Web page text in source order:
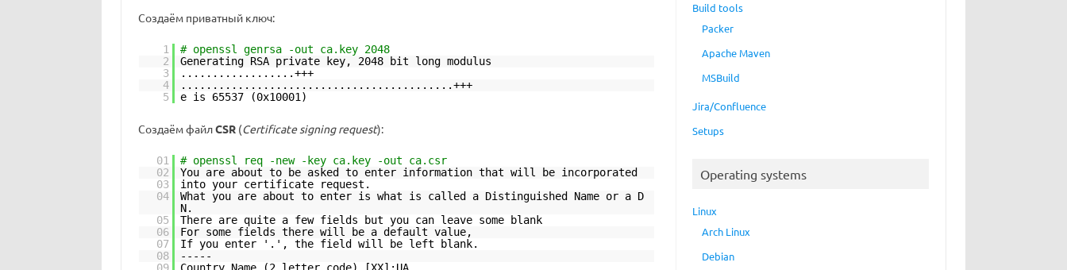
Создаём приватный ключ:
1
# openssl genrsa -out ca.key 2048
2
Generating RSA private key, 2048 bit long modulus
3
..................+++
4
...........................................+++
5
e is 65537 (0x10001)
Создаём файлCSR(Certificate signing request):
01
# openssl req -new -key ca.key -out ca.csr
02
You are about to be asked to enter information that will be incorporated
03
into your certificate request.
04
What you are about to enter is what is called a Distinguished Name or a D
N.
05
There are quite a few fields but you can leave some blank
06
For some fields there will be a default value,
07
If you enter '.', the field will be left blank.
08
-----
Build tools
Packer
Apache Maven
MSBuild
Jira/Confluence
Setups
Operating systems
Linux
Arch Linux
Debian